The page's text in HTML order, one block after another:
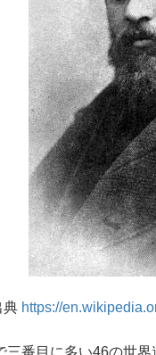
典 https://
三番目に多い46の世